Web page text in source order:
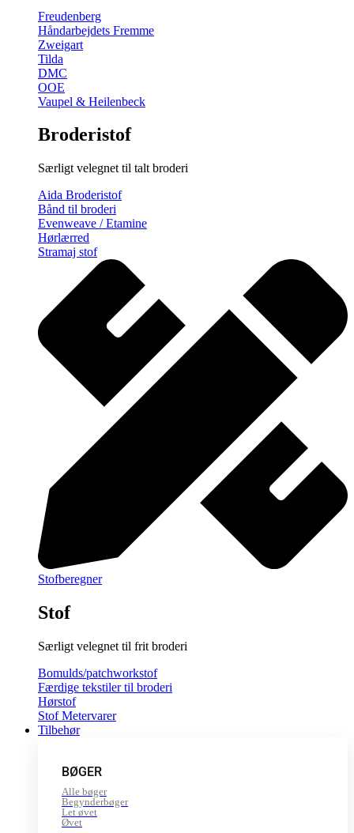
Freudenberg
Håndarbejdets Fremme
Zweigart
Tilda
DMC
OOE
Vaupel & Heilenbeck
Broderistof
Særligt velegnet til talt broderi
Aida Broderistof
Bånd til broderi
Evenweave / Etamine
Hørlærred
Stramaj stof
Stofberegner
Stof
Særligt velegnet til frit broderi
Bomulds/patchworkstof
Færdige tekstiler til broderi
Hørstof
Stof Metervarer
Tilbehør
BØGER
Alle bøger
Begynderbøger
Let øvet
Øvet